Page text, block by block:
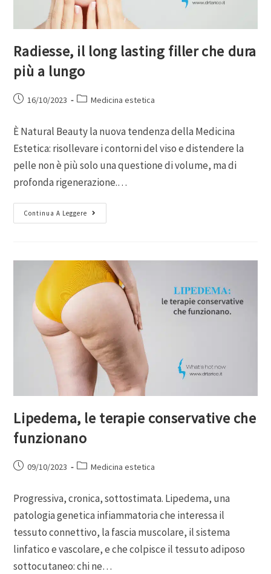
Radiesse, il long lasting filler che dura
più a lungo
16/10/2023 Medicina estetica
È Natural Beauty la nuova tendenza della Medicina
Estetica: risollevare i contorni del viso e distendere la
pelle non è più solo una questione di volume, ma di
profonda rigenerazione.…
Continua A Leggere
Lipedema, le terapie conservative che
funzionano
09/10/2023 Medicina estetica
Progressiva, cronica, sottostimata. Lipedema, una
patologia genetica infiammatoria che interessa il
tessuto connettivo, la fascia muscolare, il sistema
linfatico e vascolare, e che colpisce il tessuto adiposo
sottocutaneo: chi ne…